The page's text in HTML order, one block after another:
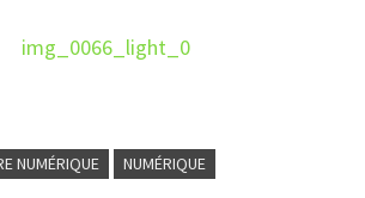
NUMÉRIQUE NUMÉRIQUE